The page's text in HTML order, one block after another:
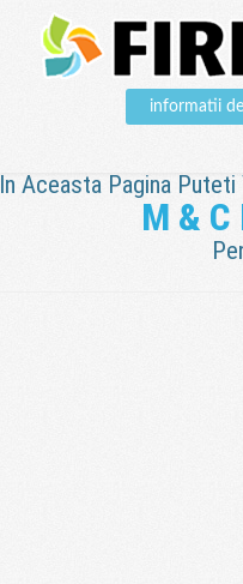
informatii
In Aceasta Pagina
M & C